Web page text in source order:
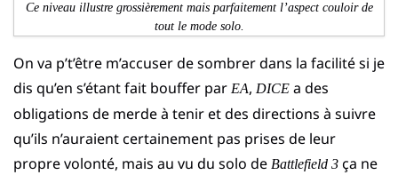
Ce niveau illustre grossièrement mais parfaitement l’aspect couloir de
tout le mode solo.
On va p’t’être m’accuser de sombrer dans la facilité si je
dis qu’en s’étant fait bouffer par EA, DICE a des
obligations de merde à tenir et des directions à suivre
qu’ils n’auraient certainement pas prises de leur
propre volonté, mais au vu du solo de Battlefield 3 ça ne